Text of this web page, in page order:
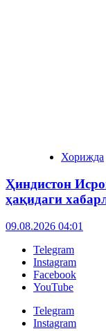
Хорижда
Ҳиндистон
ҳақидаги
09.08.2026 04:01
Telegram
Instagram
Facebook
YouTube
Telegram
Instagram